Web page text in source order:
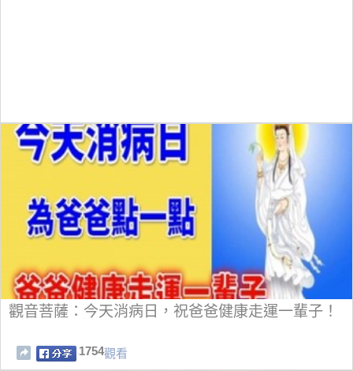
觀音菩薩：今天消病日，祝爸爸健康走運一輩子！
1754觀看